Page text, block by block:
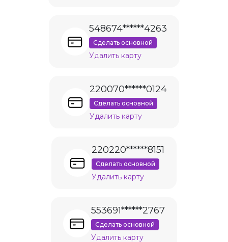
548674******4263
Сделать основной
Удалить карту
220070******0124
Сделать основной
Удалить карту
220220******8151
Сделать основной
Удалить карту
553691******2767
Сделать основной
Удалить карту